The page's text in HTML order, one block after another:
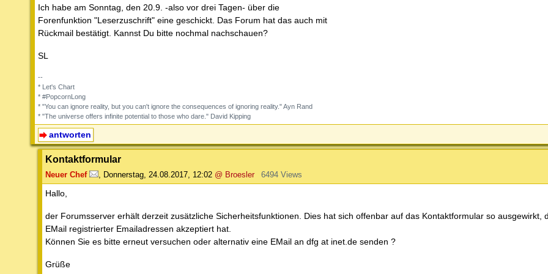
Ich habe am Sonntag, den 20.9. -also vor drei Tagen- über die
Forenfunktion "Leserzuschrift" eine geschickt. Das Forum hat das auch mit
Rückmail bestätigt. Kannst Du bitte nochmal nachschauen?
SL
--
* Let's Chart
* #PopcornLong
* "You can ignore reality, but you can't ignore the consequences of ignoring reality." Ayn Rand
* "The universe offers infinite potential to those who dare." David Kipping
antworten
Kontaktformular
Neuer Chef Donnerstag, 24.08.2017, 12:02 @ Broesler 6494 Views
Hallo,
der Forumsserver erhält derzeit zusätzliche Sicherheitsfunktionen. Dies hat sich offenbar auf das Kontaktformular so ausgewirkt,
EMail registrierter Emailadressen akzeptiert hat.
Können Sie es bitte erneut versuchen oder alternativ eine EMail an dfg at inet.de senden ?
Grüße